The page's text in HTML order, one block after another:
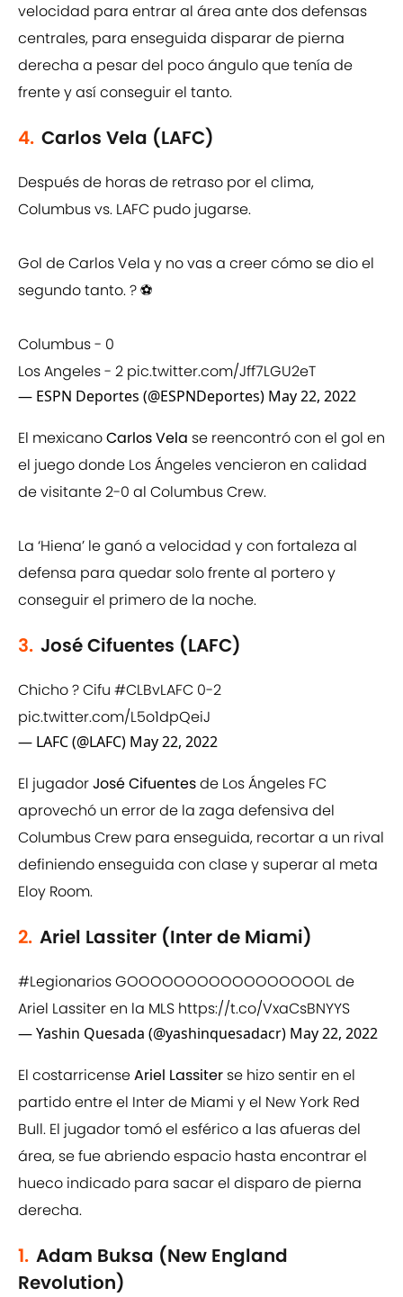
velocidad para entrar al área ante dos defensas
centrales, para enseguida disparar de pierna
derecha a pesar del poco ángulo que tenía de
frente y así conseguir el tanto.
4. Carlos Vela (LAFC)
Después de horas de retraso por el clima,
Columbus vs. LAFC pudo jugarse.
Gol de Carlos Vela y no vas a creer cómo se dio el
segundo tanto. ? ⚽
Columbus - 0
Los Angeles - 2 pic.twitter.com/Jff7LGU2eT
— ESPN Deportes (@ESPNDeportes) May 22, 2022
El mexicanoCarlos Vela se reencontró con el gol en
el juego donde Los Ángeles vencieron en calidad
de visitante 2-0 al Columbus Crew.
La ‘Hiena’ le ganó a velocidad y con fortaleza al
defensa para quedar solo frente al portero y
conseguir el primero de la noche.
3. José Cifuentes (LAFC)
Chicho ? Cifu #CLBvLAFC 0-2
pic.twitter.com/L5o1dpQeiJ
— LAFC (@LAFC) May 22, 2022
El jugadorJosé Cifuentesde Los Ángeles FC
aprovechó un error de la zaga defensiva del
Columbus Crew para enseguida, recortar a un rival
definiendo enseguida con clase y superar al meta
Eloy Room.
2. Ariel Lassiter (Inter de Miami)
#LegionariosGOOOOOOOOOOOOOOOOOL de
Ariel Lassiter en la MLS https://t.co/VxaCsBNYYS
— Yashin Quesada (@yashinquesadacr) May 22, 2022
El costarricenseAriel Lassiter se hizo sentir en el
partido entre el Inter de Miami y el New York Red
Bull. El jugador tomó el esférico a las afueras del
área, se fue abriendo espacio hasta encontrar el
hueco indicado para sacar el disparo de pierna
derecha.
1. Adam Buksa (New England
Revolution)